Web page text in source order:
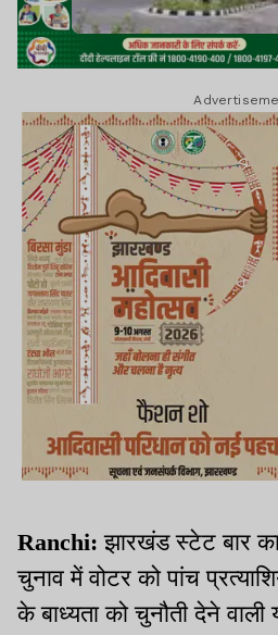
Ranchi:झारखंड स्टेट बार
चुनाव में वोटर को पांच
के बाध्यता को चुनौती देने वाली